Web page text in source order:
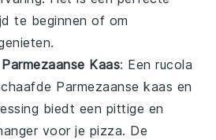
te beginnen of om
Kaas: Eenrucola
Parmezaanse kaas en
biedt een pittige en
voor je pizza. De